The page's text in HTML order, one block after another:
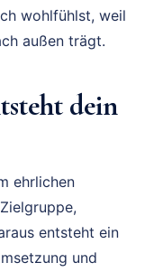
wohlfühlst, weil
außen trägt.
dein
ehrlichen
entsteht ein
und